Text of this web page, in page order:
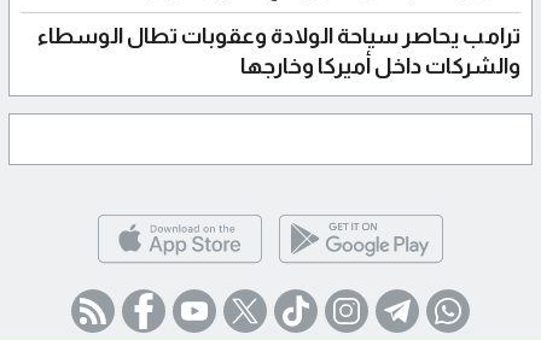
ترامب يحاصر سياحة الولادة وعقوبات تطال الوسطاء
والشركات داخل أميركا وخارجها